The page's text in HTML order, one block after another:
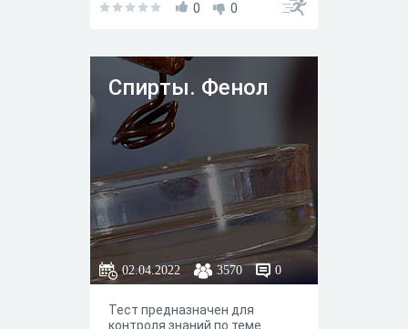
0 0
Спирты. Фенол
02.04.2022 3570 0
Тест предназначен для
контроля знаний по теме